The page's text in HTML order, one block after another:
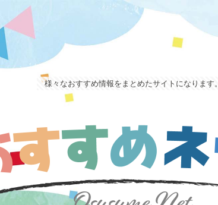
様々なおすすめ情報をまとめたサイトになります。